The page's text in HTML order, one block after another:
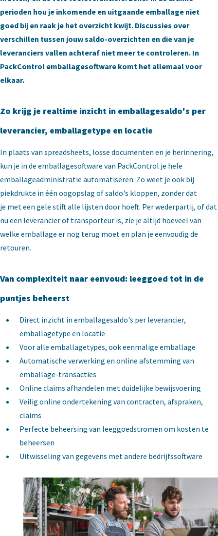
perioden hou je inkomende en uitgaande emballage niet
goed bij en raak je het overzicht kwijt. Discussies over
verschillen tussen jouw saldo-overzichten en die van je
leveranciers vallen achteraf niet meer te controleren. In
PackControl emballagesoftware komt het allemaal voor
elkaar.
Zo krijg je realtime inzicht in emballagesaldo's per
leverancier, emballagetype en locatie
In plaats van spreadsheets, losse documenten en je herinnering,
kun je in de emballagesoftware van PackControl je hele
emballageadministratie automatiseren. Zo weet je ook bij
piekdrukte in één oogopslag of saldo's kloppen, zonder dat
je met een gele stift alle lijsten door hoeft. Per wederpartij, of dat
nu een leverancier of transporteur is, zie je altijd hoeveel van
welke emballage er nog terug moet en plan je eenvoudig de
retouren.
Van complexiteit naar eenvoud: leeggoed tot in de
puntjes beheerst
Direct inzicht in emballagesaldo's per leverancier,
emballagetype en locatie
Voor alle emballagetypes, ook eenmalige emballage
Automatische verwerking en online afstemming van
emballage-transacties
Online claims afhandelen met duidelijke bewijsvoering
Veilig online ondertekening van contracten, afspraken,
claims
Perfecte beheersing van leeggoedstromen om kosten te
beheersen
Uitwisseling van gegevens met andere bedrijfssoftware